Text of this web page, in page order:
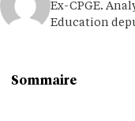
Ex-CPGE.
Education
Sommaire